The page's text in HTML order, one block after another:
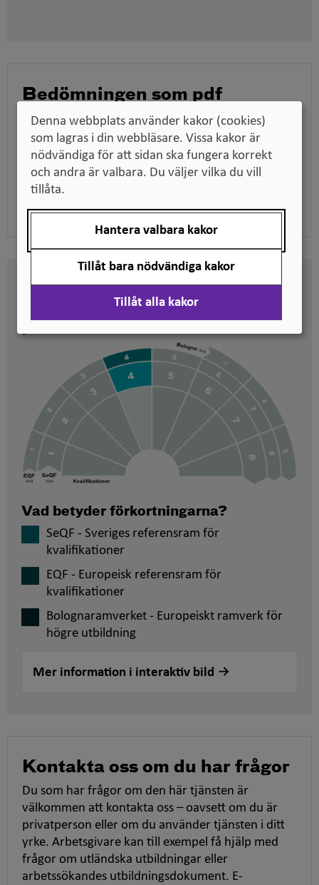
Bedömningen som pdf
Ladda ner bedömningen för att till exempel kunna
skicka den till en arbetsgivare när du söker jobb,
tillsammans med dina utbildningsdokument.
Ladda ner pdf
Här kan du se på vilken nivå
svenska kvalifikationer är
Vad betyder förkortningarna?
SeQF - Sveriges referensram för
kvalifikationer
EQF - Europeisk referensram för
kvalifikationer
Bolognaramverket - Europeiskt ramverk för
högre utbildning
Mer information i interaktiv bild
Kontakta oss om du har frågor
Du som har frågor om den här tjänsten är
välkommen att kontakta oss – oavsett om du är
privatperson eller om du använder tjänsten i ditt
yrke. Arbetsgivare kan till exempel få hjälp med
frågor om utländska utbildningar eller
arbetssökandes utbildningsdokument. E-
Denna webbplats använder kakor (cookies)
som lagras i din webbläsare. Vissa kakor är
nödvändiga för att sidan ska fungera korrekt
och andra är valbara. Du väljer vilka du vill
tillåta.
Hantera valbara kakor
Tillåt bara nödvändiga kakor
Tillåt alla kakor